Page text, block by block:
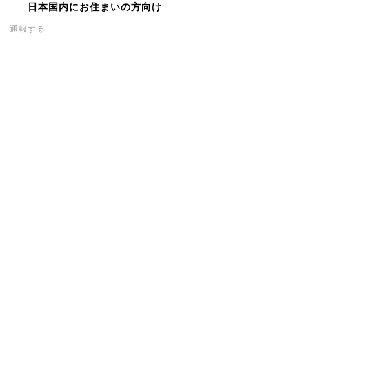
日本国内にお住まいの方向け
通報する